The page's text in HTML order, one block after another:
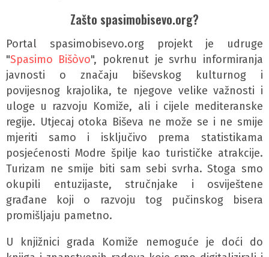
Zašto spasimobisevo.org?
Portal spasimobisevo.org projekt je udruge
"Spasimo Bišòvo", pokrenut je svrhu informiranja
javnosti o značaju biševskog kulturnog i
povijesnog krajolika, te njegove velike važnosti i
uloge u razvoju Komiže, ali i cijele mediteranske
regije. Utjecaj otoka Biševa ne može se i ne smije
mjeriti samo i isključivo prema statistikama
posjećenosti Modre špilje kao turističke atrakcije.
Turizam ne smije biti sam sebi svrha. Stoga smo
okupili entuzijaste, stručnjake i osviještene
građane koji o razvoju tog pučinskog bisera
promišljaju pametno.
U knjižnici grada Komiže nemoguće je doći do